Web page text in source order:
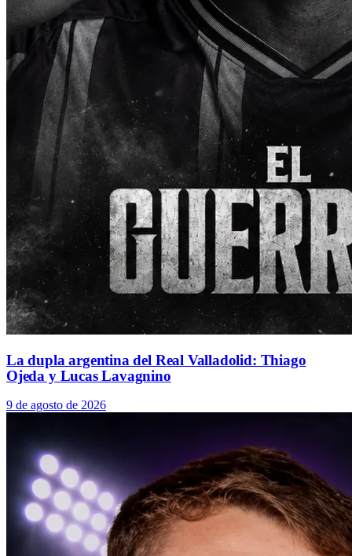
La dupla argentina del Real Valladolid: Thiago
Ojeda y Lucas Lavagnino
9 de agosto de 2026